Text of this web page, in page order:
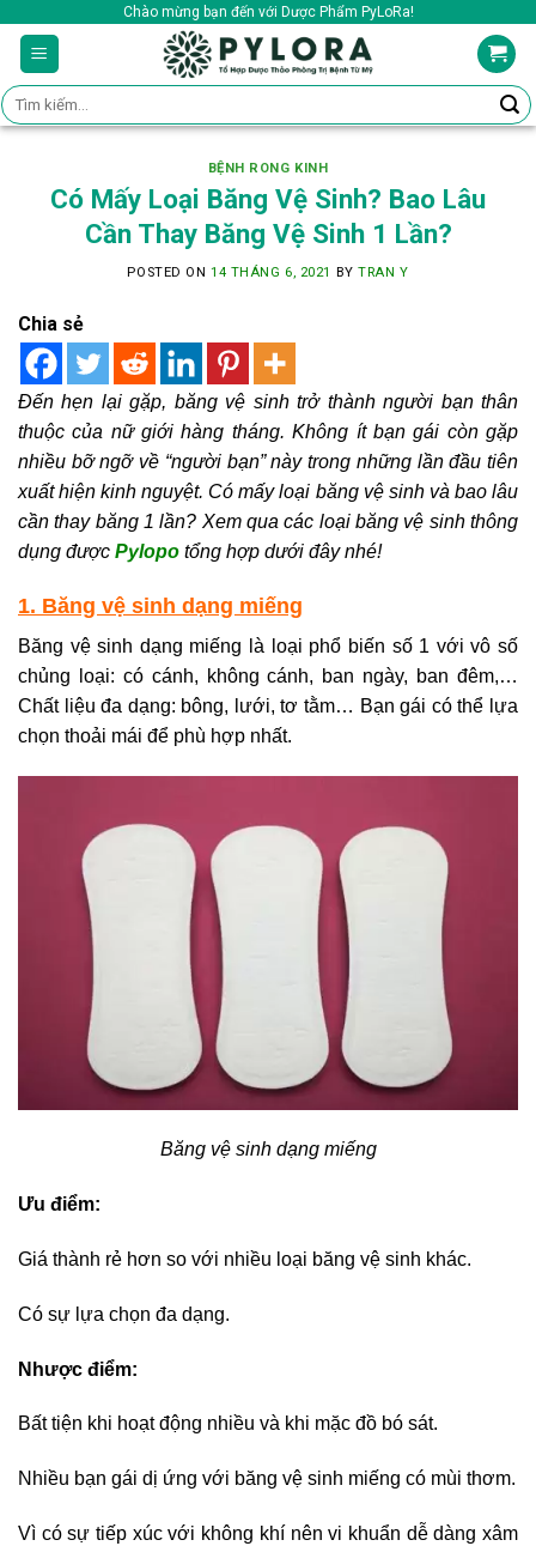
content
Chào mừng bạn đến với Dược Phẩm PyLoRa!
Tìm
kiếm:
BỆNH RONG KINH
Có Mấy Loại Băng Vệ Sinh? Bao Lâu
Cần Thay Băng Vệ Sinh 1 Lần?
POSTED ON 14 THÁNG 6, 2021 BYTRAN Y
Chia sẻ
Đến hẹn lại gặp, băng vệ sinh trở thành người bạn thân
thuộc của nữ giới hàng tháng. Không ít bạn gái còn gặp
nhiều bỡ ngỡ về “người bạn” này trong những lần đầu tiên
xuất hiện kinh nguyệt. Có mấy loại băng vệ sinh và bao lâu
cần thay băng 1 lần? Xem qua các loại băng vệ sinh thông
dụng được Pylopo tổng hợp dưới đây nhé!
1. Băng vệ sinh dạng miếng
Băng vệ sinh dạng miếng là loại phổ biến số 1 với vô số
chủng loại: có cánh, không cánh, ban ngày, ban đêm,…
Chất liệu đa dạng: bông, lưới, tơ tằm… Bạn gái có thể lựa
chọn thoải mái để phù hợp nhất.
Băng vệ sinh dạng miếng
Ưu điểm:
Giá thành rẻ hơn so với nhiều loại băng vệ sinh khác.
Có sự lựa chọn đa dạng.
Nhược điểm:
Bất tiện khi hoạt động nhiều và khi mặc đồ bó sát.
Nhiều bạn gái dị ứng với băng vệ sinh miếng có mùi thơm.
Vì có sự tiếp xúc với không khí nên vi khuẩn dễ dàng xâm